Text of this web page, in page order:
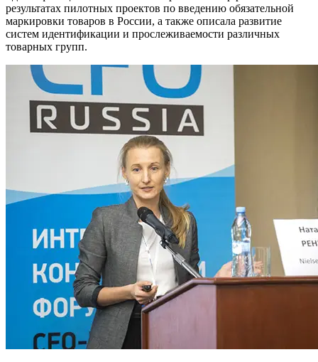
результатах пилотных проектов по введению обязательной
маркировки товаров в России, а также описала развитие
систем идентификации и прослеживаемости различных
товарных групп.